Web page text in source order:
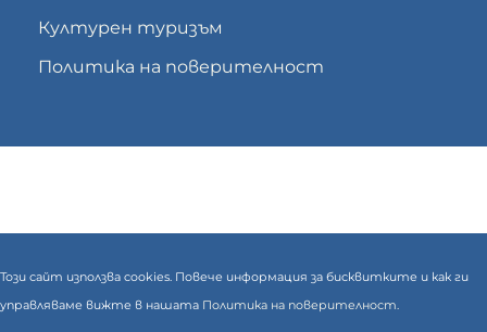
Културен туризъм
Политика на поверителност
Този сайт използва cookies. Повече информация за бисквитките и как ги
управляваме вижте в нашата Политика на поверителност.